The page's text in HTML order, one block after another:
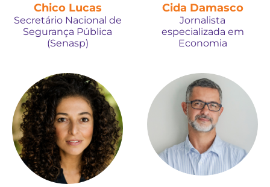
Chico Lucas
Secretário Nacional de
Segurança Pública
(Senasp)
Cida Damasco
Jornalista
especializada em
Economia